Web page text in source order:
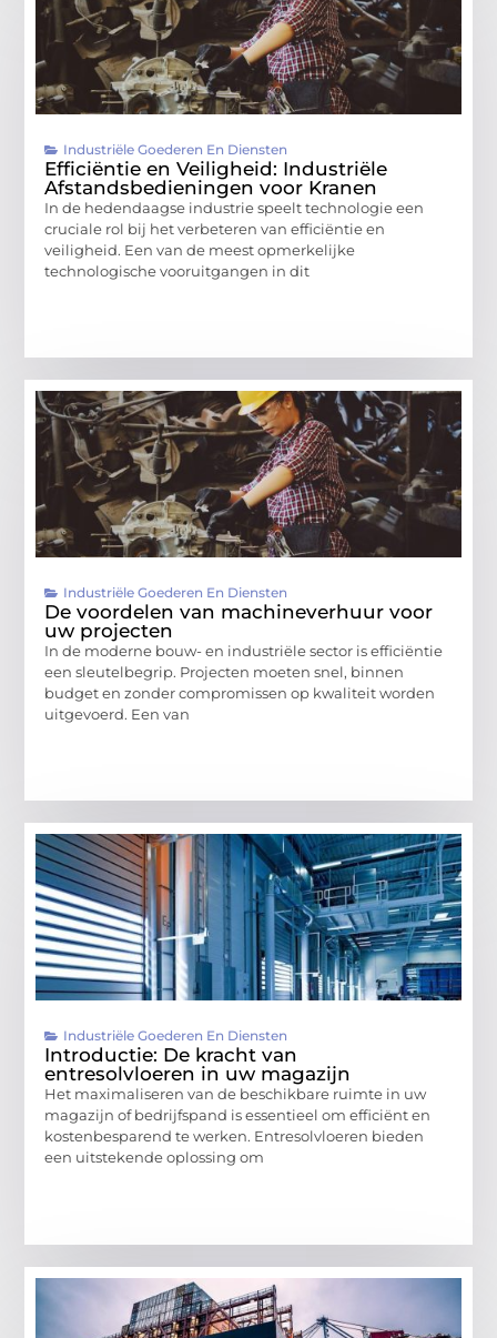
Industriële Goederen En Diensten
Efficiëntie en Veiligheid: Industriële
Afstandsbedieningen voor Kranen
In de hedendaagse industrie speelt technologie een
cruciale rol bij het verbeteren van efficiëntie en
veiligheid. Een van de meest opmerkelijke
technologische vooruitgangen in dit
Industriële Goederen En Diensten
De voordelen van machineverhuur voor
uw projecten
In de moderne bouw- en industriële sector is efficiëntie
een sleutelbegrip. Projecten moeten snel, binnen
budget en zonder compromissen op kwaliteit worden
uitgevoerd. Een van
Industriële Goederen En Diensten
Introductie: De kracht van
entresolvloeren in uw magazijn
Het maximaliseren van de beschikbare ruimte in uw
magazijn of bedrijfspand is essentieel om efficiënt en
kostenbesparend te werken. Entresolvloeren bieden
een uitstekende oplossing om